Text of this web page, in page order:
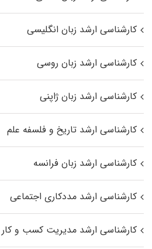
کارشناسی ارشد زبان انگلیسی
کارشناسی ارشد زبان روسی
کارشناسی ارشد زبان ژاپنی
کارشناسی ارشد تاریخ و فلسفه علم
کارشناسی ارشد زبان فرانسه
کارشناسی ارشد مددکاری اجتماعی
کارشناسی ارشد مدیریت کسب و